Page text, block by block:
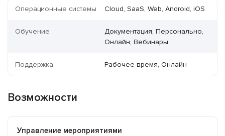
Операционные системы Cloud, SaaS, Web, Android, iOS
Обучение
Документация, Персонально,
Онлайн, Вебинары
Поддержка Рабочее время, Онлайн
Возможности
Управление мероприятиями